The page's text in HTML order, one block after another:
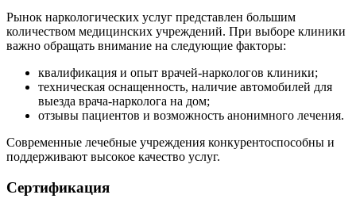
Рынок наркологических услуг представлен большим
количеством медицинских учреждений. При выборе клиники
важно обращать внимание на следующие факторы:
квалификация и опыт врачей-наркологов клиники;
техническая оснащенность, наличие автомобилей для
выезда врача-нарколога на дом;
отзывы пациентов и возможность анонимного лечения.
Современные лечебные учреждения конкурентоспособны и
поддерживают высокое качество услуг.
Сертификация